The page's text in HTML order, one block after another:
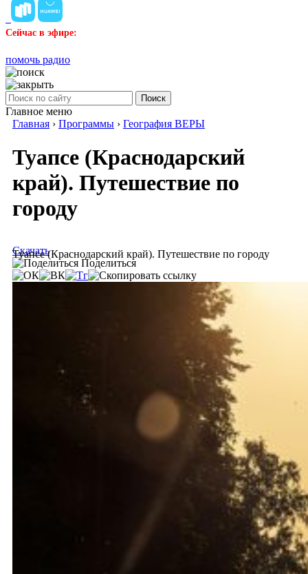
Сейчас в эфире:
помочь радио
Поиск
Главное меню
Главная › Программы › География ВЕРЫ
Туапсе (Краснодарский
край). Путешествие по
городу
Туапсе (Краснодарский край). Путешествие по городу
Скачать
Поделиться